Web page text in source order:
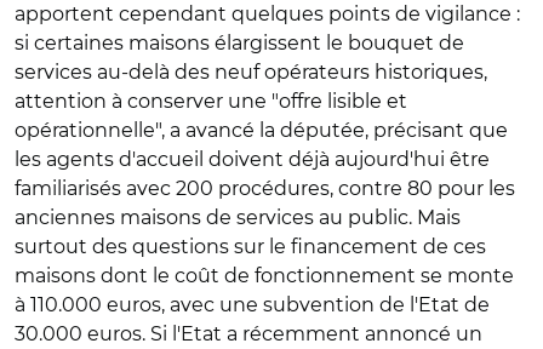
apportent cependant quelques points de vigilance :
si certaines maisons élargissent le bouquet de
services au-delà des neuf opérateurs historiques,
attention à conserver une "offre lisible et
opérationnelle", a avancé la députée, précisant que
les agents d'accueil doivent déjà aujourd'hui être
familiarisés avec 200 procédures, contre 80 pour les
anciennes maisons de services au public. Mais
surtout des questions sur le financement de ces
maisons dont le coût de fonctionnement se monte
à 110.000 euros, avec une subvention de l'Etat de
30.000 euros. Si l'Etat a récemment annoncé un